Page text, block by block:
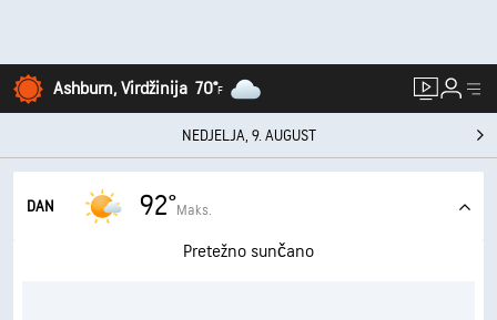
Ashburn, Virdžinija 70°F
NEDJELJA, 9. AUGUST
DAN 92°Maks.
Pretežno sunčano